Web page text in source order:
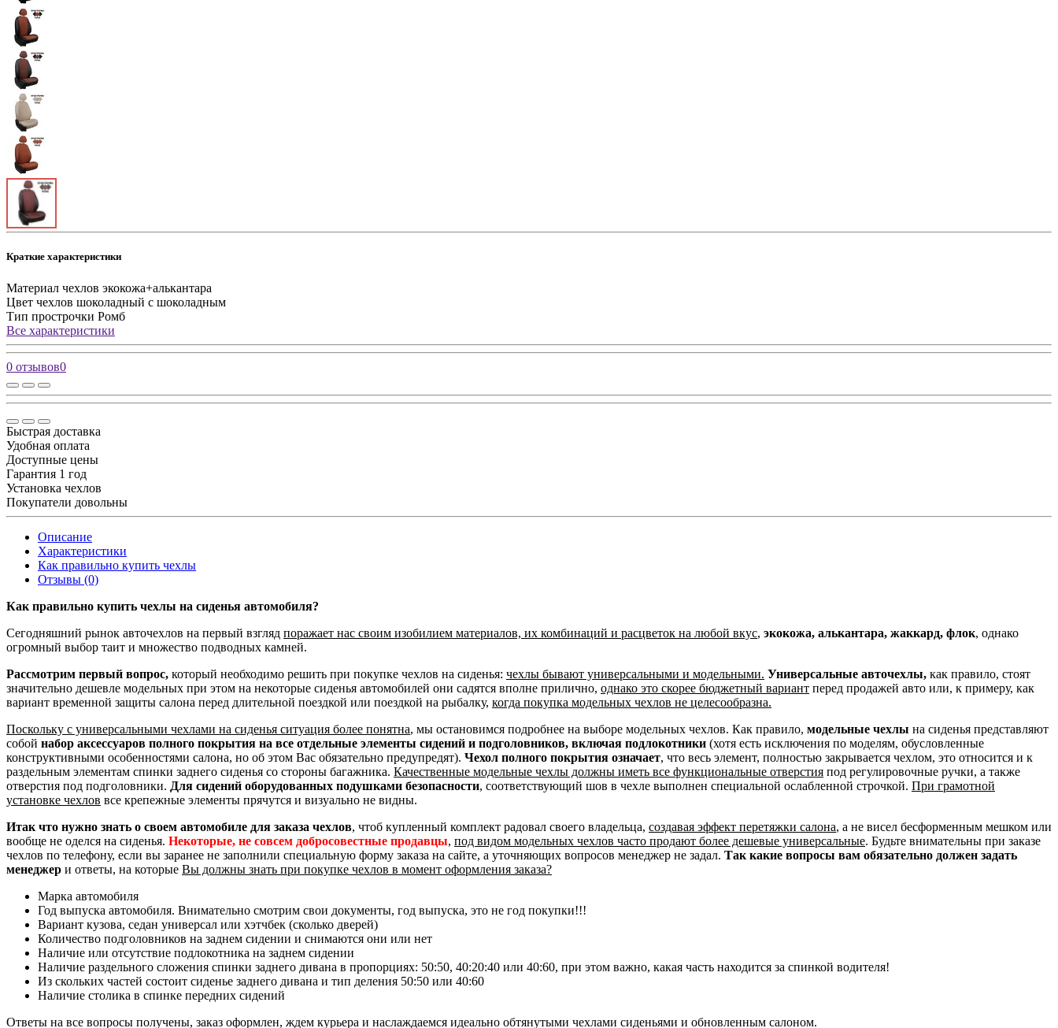
Краткие характеристики
Материал чехлов экокожа+алькантара
Цвет чехлов шоколадный с шоколадным
Тип прострочки Ромб
Все характеристики
0 отзывов0
Быстрая доставка
Удобная оплата
Доступные цены
Гарантия 1 год
Установка чехлов
Покупатели довольны
Описание
Характеристики
Как правильно купить чехлы
Отзывы (0)
Как правильно купить чехлы на сиденья автомобиля?
Сегодняшний рынок авточехлов на первый взгляд поражает нас своим изобилием материалов, их комбинаций и расцветок на любой вкус, экокожа, алькантара, жаккард, флок, однако
огромный выбор таит и множество подводных камней.
Рассмотрим первый вопрос, который необходимо решить при покупке чехлов на сиденья: чехлы бывают универсальными и модельными. Универсальные авточехлы, как правило, стоят
значительно дешевле модельных при этом на некоторые сиденья автомобилей они садятся вполне прилично, однако это скорее бюджетный вариант перед продажей авто или, к примеру, как
вариант временной защиты салона перед длительной поездкой или поездкой на рыбалку, когда покупка модельных чехлов не целесообразна.
Поскольку с универсальными чехлами на сиденья ситуация более понятна, мы остановимся подробнее на выборе модельных чехлов. Как правило, модельные чехлы на сиденья представляют
собой набор аксессуаров полного покрытия на все отдельные элементы сидений и подголовников, включая подлокотники (хотя есть исключения по моделям, обусловленные
конструктивными особенностями салона, но об этом Вас обязательно предупредят). Чехол полного покрытия означает, что весь элемент, полностью закрывается чехлом, это относится и к
раздельным элементам спинки заднего сиденья со стороны багажника. Качественные модельные чехлы должны иметь все функциональные отверстия под регулировочные ручки, а также
отверстия под подголовники. Для сидений оборудованных подушками безопасности, соответствующий шов в чехле выполнен специальной ослабленной строчкой. При грамотной
установке чехлов все крепежные элементы прячутся и визуально не видны.
Итак что нужно знать о своем автомобиле для заказа чехлов, чтоб купленный комплект радовал своего владельца, создавая эффект перетяжки салона, а не висел бесформенным мешком или
вообще не оделся на сиденья. Некоторые, не совсем добросовестные продавцы, под видом модельных чехлов часто продают более дешевые универсальные. Будьте внимательны при заказе
чехлов по телефону, если вы заранее не заполнили специальную форму заказа на сайте, а уточняющих вопросов менеджер не задал. Так какие вопросы вам обязательно должен задать
менеджер и ответы, на которые Вы должны знать при покупке чехлов в момент оформления заказа?
Марка автомобиля
Год выпуска автомобиля. Внимательно смотрим свои документы, год выпуска, это не год покупки!!!
Вариант кузова, седан универсал или хэтчбек (сколько дверей)
Количество подголовников на заднем сидении и снимаются они или нет
Наличие или отсутствие подлокотника на заднем сидении
Наличие раздельного сложения спинки заднего дивана в пропорциях: 50:50, 40:20:40 или 40:60, при этом важно, какая часть находится за спинкой водителя!
Из скольких частей состоит сиденье заднего дивана и тип деления 50:50 или 40:60
Наличие столика в спинке передних сидений
Ответы на все вопросы получены, заказ оформлен, ждем курьера и наслаждаемся идеально обтянутыми чехлами сиденьями и обновленным салоном.